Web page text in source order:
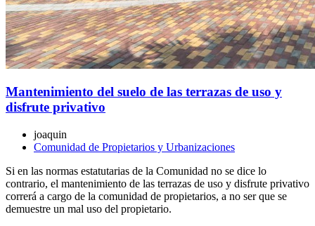
Mantenimiento del suelo de las terrazas de uso y
disfrute privativo
joaquin
Comunidad de Propietarios y Urbanizaciones
Si en las normas estatutarias de la Comunidad no se dice lo
contrario, el mantenimiento de las terrazas de uso y disfrute privativo
correrá a cargo de la comunidad de propietarios, a no ser que se
demuestre un mal uso del propietario.